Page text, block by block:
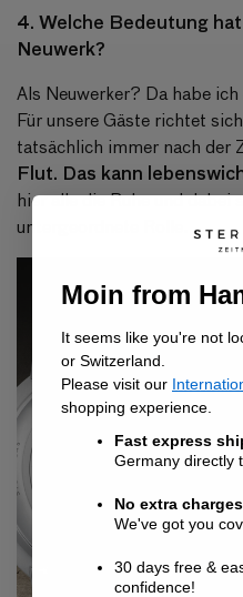
4. Welche Bedeutung
Neuwerk?
Als Neuwerker? Da habe
Für unsere Gäste richtet
tatsächlich immer nach der
Flut. Das kann
hier alle die Ruhe und dabei
untergeordnete Rolle.
Moin from
It seems like you're not
or Switzerland.
Please visit our
shopping experience.
Fast express
Germany directly
No extra charges
We've got you
30 days free &
confidence!